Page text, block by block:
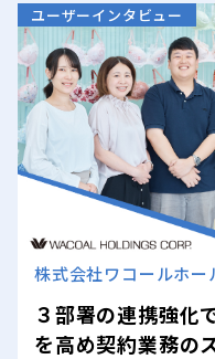
ユーザーインタビュー
株式会社ワコールホー
３部署の連携強化
を高め契約業務の